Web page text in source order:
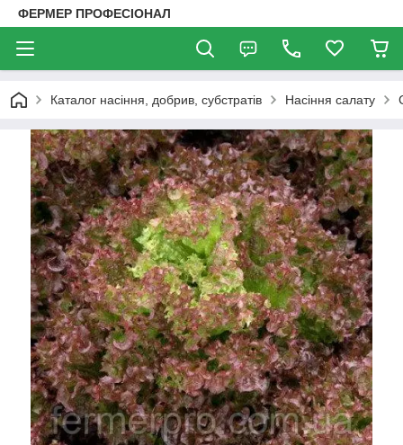
ФЕРМЕР ПРОФЕСІОНАЛ
Каталог насіння, добрив, субстратів Насіння салату